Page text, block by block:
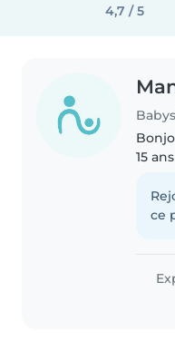
4,7 / 5
Bonjour, Je
15
ce